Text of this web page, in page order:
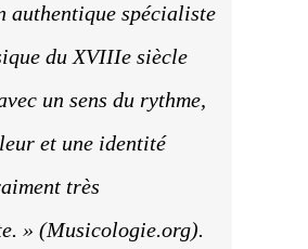
authentique spécialiste
du XVIIIe siècle
un sens du rythme,
et une identité
très
» (Musicologie.org).